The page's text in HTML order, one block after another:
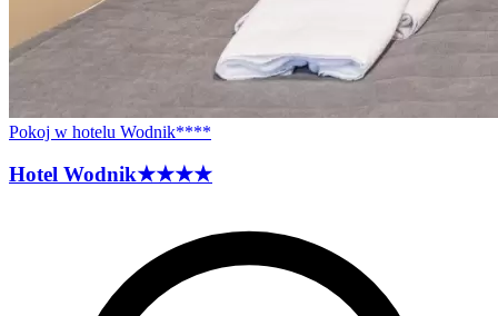
Pokoj w hotelu Wodnik****
Hotel Wodnik★★★★